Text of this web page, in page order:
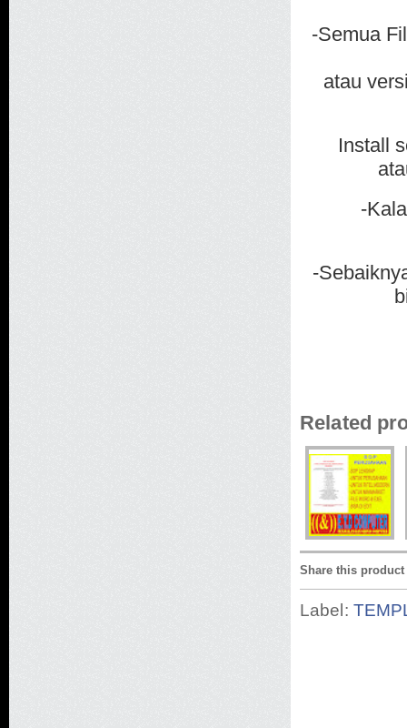
-Semua
atau
Install
-
-
Related
Share this product
Label: